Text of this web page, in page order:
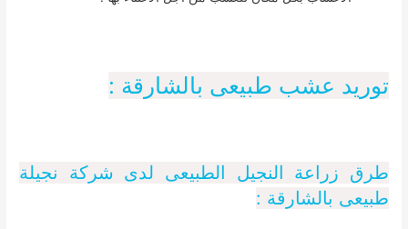
توريد عشب طبيعى بالشارقة :
طرق زراعة النجيل الطبيعى لدى شركة نجيلة
طبيعى بالشارقة :